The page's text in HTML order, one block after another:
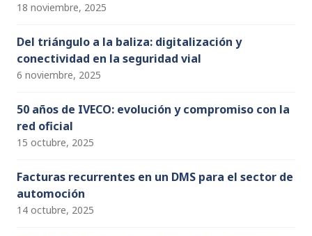
18 noviembre, 2025
Del triángulo a la baliza: digitalización y
conectividad en la seguridad vial
6 noviembre, 2025
50 años de IVECO: evolución y compromiso con la
red oficial
15 octubre, 2025
Facturas recurrentes en un DMS para el sector de
automoción
14 octubre, 2025